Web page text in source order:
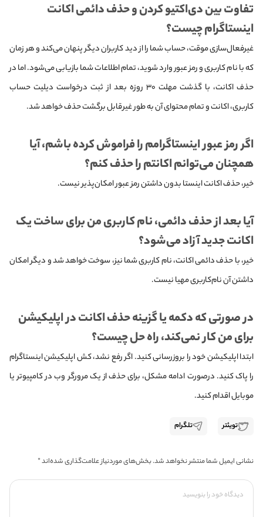
تفاوت بین دی‌اکتیو کردن و حذف دائمی اکانت
اینستاگرام چیست؟
غیرفعال‌سازی موقت، حساب شما را از دید کاربران دیگر پنهان می‌کند و هر زمان
که با نام کاربری و رمز عبور وارد شوید، تمام اطلاعات شما بازیابی می‌شود. اما در
حذف اکانت، با گذشت مهلت ۳۰ روزه بعد از ثبت درخواست دیلیت حساب
کاربری، اکانت و تمام محتوای آن به طور غیرقابل برگشت حذف خواهد شد.
اگر رمز عبور اینستاگرامم را فراموش کرده باشم، آیا
همچنان می‌توانم اکانتم را حذف کنم؟
خیر، حذف اکانت اینستا بدون داشتن رمز عبور امکان‌پذیر نیست.
آیا بعد از حذف دائمی، نام کاربری من برای ساخت یک
اکانت جدید آزاد می‌شود؟
خیر، با حذف دائمی اکانت، نام کاربری شما نیز، سوخت خواهد شد و دیگر امکان
داشتن آن نام‌کاربری مهیا نیست.
در صورتی که دکمه یا گزینه حذف اکانت در اپلیکیشن
برای من کار نمی‌کند، راه حل چیست؟
ابتدا اپلیکیشن خود را بروزرسانی کنید. اگر رفع نشد، کش اپلیکیشن اینستاگرام
را پاک کنید. درصورت ادامه مشکل، برای حذف از یک مرورگر وب در کامپیوتر یا
موبایل اقدام کنید.
تویئتر تلگرام
نشانی ایمیل شما منتشر نخواهد شد.بخش‌های موردنیاز علامت‌گذاری شده‌اند*